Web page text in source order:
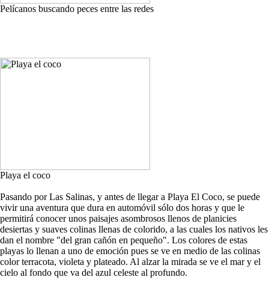
Pelícanos buscando peces entre las redes
Playa el coco
Pasando por Las Salinas, y antes de llegar a Playa El Coco, se puede
vivir una aventura que dura en automóvil sólo dos horas y que le
permitirá conocer unos paisajes asombrosos llenos de planicies
desiertas y suaves colinas llenas de colorido, a las cuales los nativos les
dan el nombre "del gran cañón en pequeño". Los colores de estas
playas lo llenan a uno de emoción pues se ve en medio de las colinas
color terracota, violeta y plateado. Al alzar la mirada se ve el mar y el
cielo al fondo que va del azul celeste al profundo.